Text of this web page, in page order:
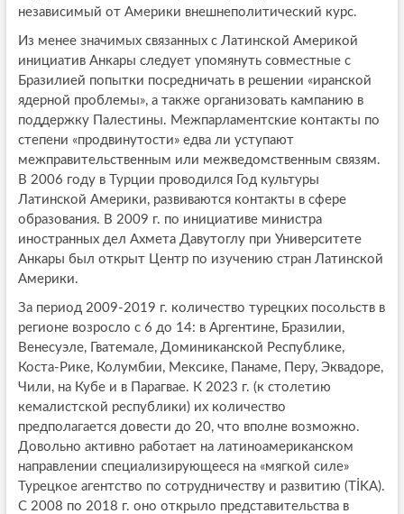
независимый от Америки внешнеполитический курс.
Из менее значимых связанных с Латинской Америкой
инициатив Анкары следует упомянуть совместные с
Бразилией попытки посредничать в решении «иранской
ядерной проблемы», а также организовать кампанию в
поддержку Палестины. Межпарламентские контакты по
степени «продвинутости» едва ли уступают
межправительственным или межведомственным связям.
В 2006 году в Турции проводился Год культуры
Латинской Америки, развиваются контакты в сфере
образования. В 2009 г. по инициативе министра
иностранных дел Ахмета Давутоглу при Университете
Анкары был открыт Центр по изучению стран Латинской
Америки.
За период 2009-2019 г. количество турецких посольств в
регионе возросло с 6 до 14: в Аргентине, Бразилии,
Венесуэле, Гватемале, Доминиканской Республике,
Коста-Рике, Колумбии, Мексике, Панаме, Перу, Эквадоре,
Чили, на Кубе и в Парагвае. К 2023 г. (к столетию
кемалистской республики) их количество
предполагается довести до 20, что вполне возможно.
Довольно активно работает на латиноамериканском
направлении специализирующееся на «мягкой силе»
Турецкое агентство по сотрудничеству и развитию (TİKA).
С 2008 по 2018 г. оно открыло представительства в